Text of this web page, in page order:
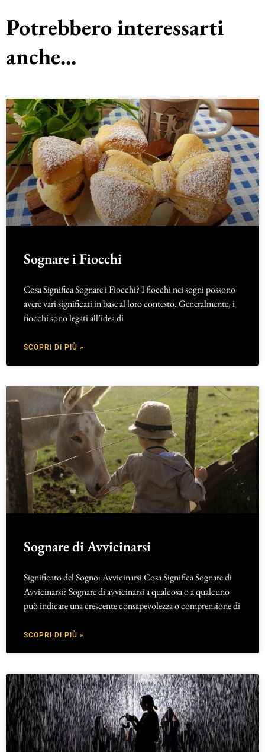
Potrebbero interessarti
anche...
Sognare i Fiocchi
Cosa Significa Sognare i Fiocchi? I fiocchi nei sogni possono
avere vari significati in base al loro contesto. Generalmente, i
fiocchi sono legati all’idea di
SCOPRI DI PIÙ »
Sognare di Avvicinarsi
Significato del Sogno: Avvicinarsi Cosa Significa Sognare di
Avvicinarsi? Sognare di avvicinarsi a qualcosa o a qualcuno
può indicare una crescente consapevolezza o comprensione di
SCOPRI DI PIÙ »